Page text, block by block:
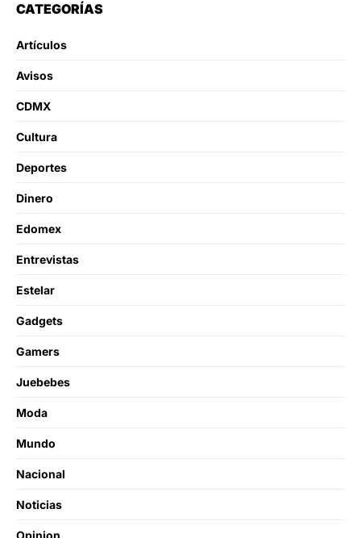
CATEGORÍAS
Artículos
Avisos
CDMX
Cultura
Deportes
Dinero
Edomex
Entrevistas
Estelar
Gadgets
Gamers
Juebebes
Moda
Mundo
Nacional
Noticias
Opinion